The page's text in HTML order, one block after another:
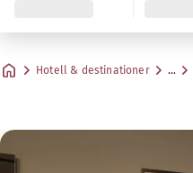
Hotell & destinationer …